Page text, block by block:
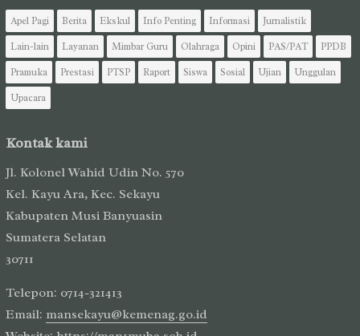
Apel Pagi Berita Ekskul Info Penting Informasi
Jurnalistik
Lain-lain
Layanan Mimbar Guru Olahraga Opini PAS/PAT
PPDB
Pramuka
Prestasi PTSP Raport Siswa Sosial Ujian
Unggulan
Upacara
Kontak kami
Jl. Kolonel Wahid Udin No. 570
Kel. Kayu Ara, Kec. Sekayu
Kabupaten Musi Banyuasin
Sumatera Selatan
30711
Telepon: 0714-321413
Email: mansekayu@kemenag.go.id